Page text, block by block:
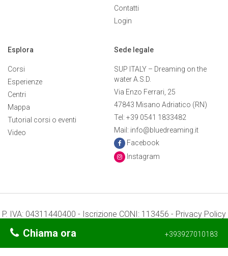
Chiama ora +393927010183
Contatti
Login
Esplora
Corsi
Esperienze
Centri
Mappa
Tutorial corsi o eventi
Video
Sede legale
SUP ITALY – Dreaming on the
water A.S.D.
Via Enzo Ferrari, 25
47843 Misano Adriatico (RN)
Tel: +39 0541 1833482
Mail: info@bluedreaming.it
Facebook
Instagram
P. IVA: 04311440400 - Iscrizione CONI: 113456 - Privacy Policy